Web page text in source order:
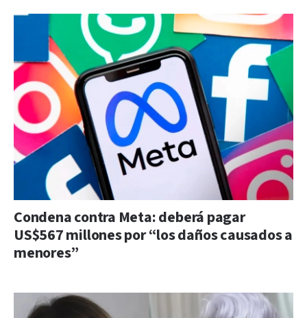
Condena contra Meta: deberá pagar
US$567 millones por “los daños causados a
menores”